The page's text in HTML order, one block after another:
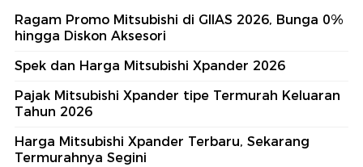
Ragam Promo Mitsubishi di GIIAS 2026, Bunga 0%
hingga Diskon Aksesori
Spek dan Harga Mitsubishi Xpander 2026
Pajak Mitsubishi Xpander tipe Termurah Keluaran
Tahun 2026
Harga Mitsubishi Xpander Terbaru, Sekarang
Termurahnya Segini